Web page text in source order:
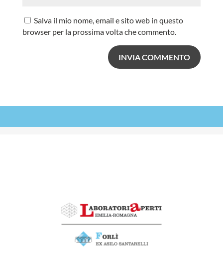
Salva il mio nome, email e sito web in questo
browser per la prossima volta che commento.